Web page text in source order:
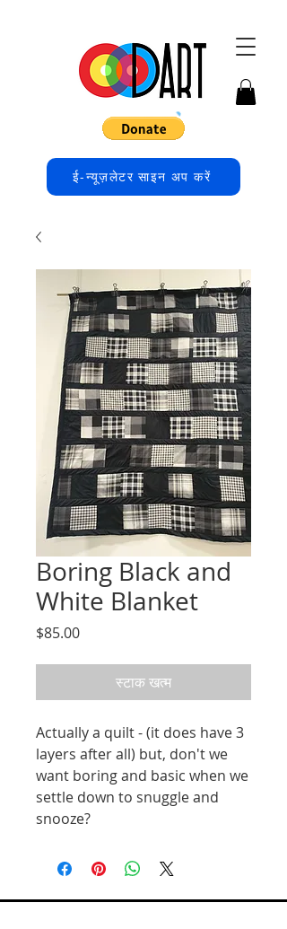
ई-न्यूज़लेटर साइन अप करें
Boring Black and
White Blanket
$85.00मूल्य
स्टाक खत्म
Actually a quilt - (it does have 3
layers after all) but, don't we
want boring and basic when we
settle down to snuggle and
snooze?